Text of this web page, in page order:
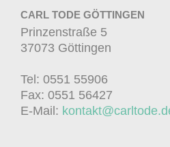
CARL TODE GÖTTINGEN
Prinzenstraße 5
37073 Göttingen
Tel: 0551 55906
Fax: 0551 56427
E-Mail: